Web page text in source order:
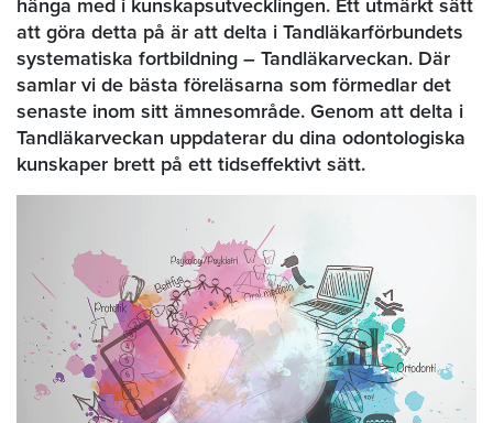
hänga med i kunskapsutvecklingen. Ett utmärkt sätt
att göra detta på är att delta i Tandläkarförbundets
systematiska fortbildning – Tandläkarveckan. Där
samlar vi de bästa föreläsarna som förmedlar det
senaste inom sitt ämnesområde. Genom att delta i
Tandläkarveckan uppdaterar du dina odontologiska
kunskaper brett på ett tidseffektivt sätt.